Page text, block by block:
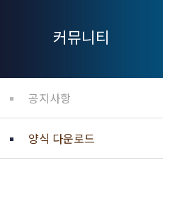
커뮤니티
공지사항
양식 다운로드